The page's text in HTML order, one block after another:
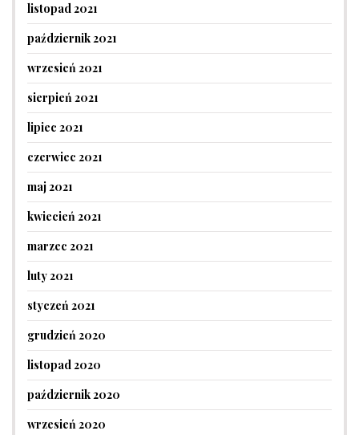
listopad 2021
październik 2021
wrzesień 2021
sierpień 2021
lipiec 2021
czerwiec 2021
maj 2021
kwiecień 2021
marzec 2021
luty 2021
styczeń 2021
grudzień 2020
listopad 2020
październik 2020
wrzesień 2020